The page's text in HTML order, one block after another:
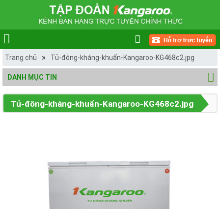
Trang chủ » Tủ-đông-kháng-khuẩn-Kangaroo-KG468c2.jpg
DANH MỤC TIN
Tủ-đông-kháng-khuẩn-Kangaroo-KG468c2.jpg